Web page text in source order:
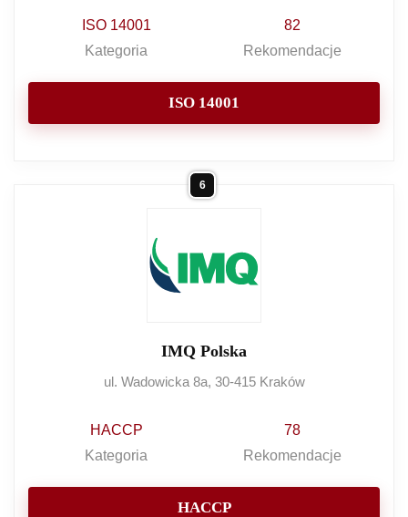
ISO 14001
Kategoria
82
Rekomendacje
ISO 14001
6
IMQ Polska
ul. Wadowicka 8a, 30-415 Kraków
HACCP
Kategoria
78
Rekomendacje
HACCP